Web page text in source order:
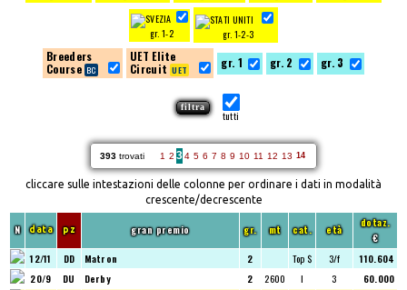
gr. 1-2 gr. 1-2-3
Breeders
Course
UET Elite
Circuit
gr. 1 gr. 2 gr. 3
tutti
393 trovati 1 2 34 5 6 7 8 9 10 11 12 13 14
cliccare sulle intestazioni delle colonne per ordinare i dati in modalità
crescente/decrescente
N data pz gran premio gr. mt cat. età
dotaz.
€
12/11 DD Matron 2 Top $ 3/f
110.604
20/9
DU Derby 2 2600 I 3
60.000